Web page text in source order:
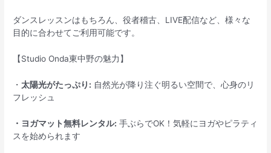
ダンスレッスンはもちろん、役者稽古、LIVE配信など、様々な
目的に合わせてご利用可能です。
【Studio Onda東中野の魅力】
・太陽光がたっぷり: 自然光が降り注ぐ明るい空間で、心身のリ
フレッシュ
・ヨガマット無料レンタル: 手ぶらでOK！気軽にヨガやピラティ
スを始められます